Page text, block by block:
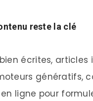
reste la clé
écrites,
génératifs,
ligne pour